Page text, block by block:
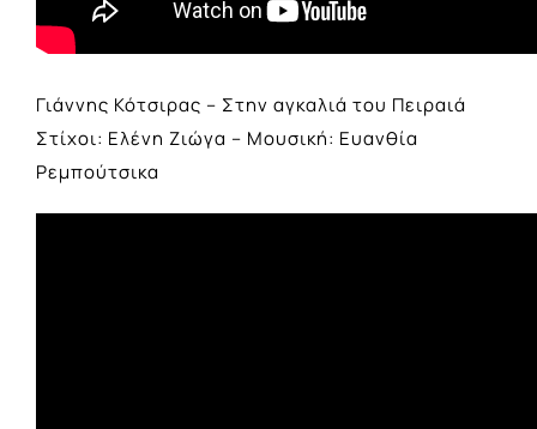
Γιάννης Κότσιρας – Στην αγκαλιά του Πειραιά
Στίχοι: Ελένη Ζιώγα – Μουσική: Ευανθία
Ρεμπούτσικα